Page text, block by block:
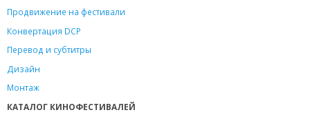
Продвижение на фестивали
Конвертация DCP
Перевод и субтитры
Дизайн
Монтаж
КАТАЛОГ КИНОФЕСТИВАЛЕЙ